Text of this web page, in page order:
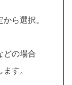
ら選択。
どの場合
す。